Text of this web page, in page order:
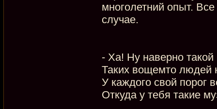
многолетний опыт.
случае.
- Ха! Ну наверно такой
Таких вощемто людей
У каждого свой
Откуда у тебя такие